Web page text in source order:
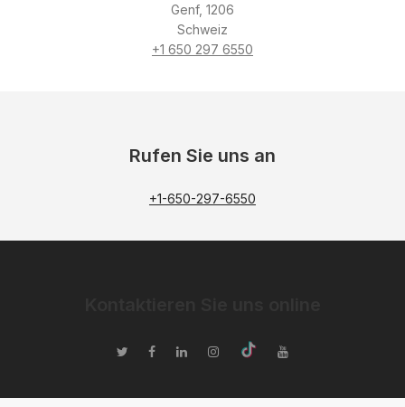
Genf, 1206
Schweiz
+1 650 297 6550
Rufen Sie uns an
+1-650-297-6550